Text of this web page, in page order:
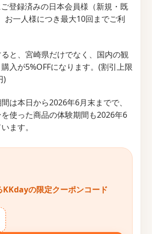
登録済みの日本会員様（新規・既
お一人様につき最大10回までご利
と、宮崎県だけでなく、国内の観
入が5%OFFになります。(割引上限
)
は本日から2026年6月末までで、
使った商品の体験期間も2026年6
ます。
KKdayの限定クーポンコード